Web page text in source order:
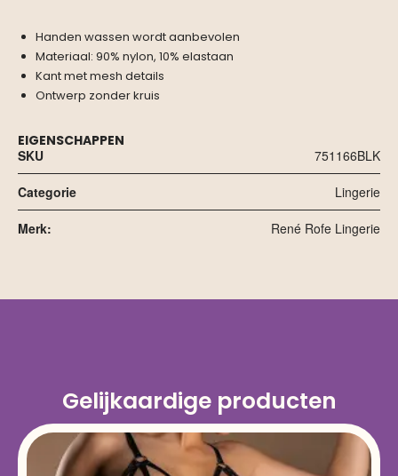
Handen wassen wordt aanbevolen
Materiaal: 90% nylon, 10% elastaan
Kant met mesh details
Ontwerp zonder kruis
EIGENSCHAPPEN
SKU
751166BLK
Categorie Lingerie
Merk: René Rofe Lingerie
Gelijkaardige producten